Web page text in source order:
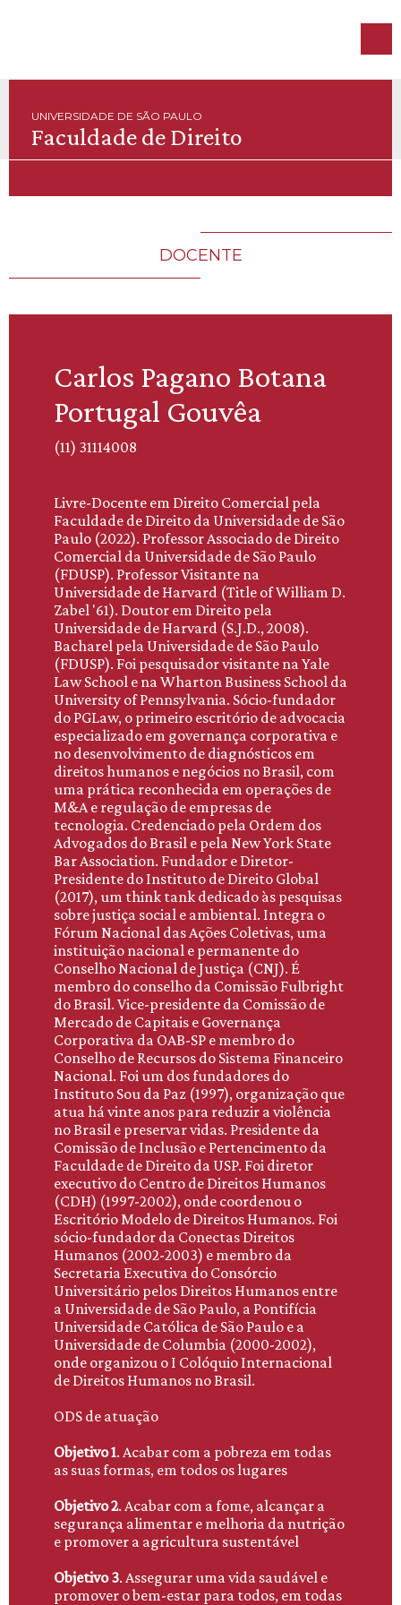
UNIVERSIDADE DE SÃO PAULO
Faculdade de Direito
DOCENTE
Carlos Pagano Botana
Portugal Gouvêa
(11) 31114008
Livre-Docente em Direito Comercial pela
Faculdade de Direito da Universidade de São
Paulo (2022). Professor Associado de Direito
Comercial da Universidade de São Paulo
(FDUSP). Professor Visitante na
Universidade de Harvard (Title of William D.
Zabel '61). Doutor em Direito pela
Universidade de Harvard (S.J.D., 2008).
Bacharel pela Universidade de São Paulo
(FDUSP). Foi pesquisador visitante na Yale
Law School e na Wharton Business School da
University of Pennsylvania. Sócio-fundador
do PGLaw, o primeiro escritório de advocacia
especializado em governança corporativa e
no desenvolvimento de diagnósticos em
direitos humanos e negócios no Brasil, com
uma prática reconhecida em operações de
M&A e regulação de empresas de
tecnologia. Credenciado pela Ordem dos
Advogados do Brasil e pela New York State
Bar Association. Fundador e Diretor-
Presidente do Instituto de Direito Global
(2017), um think tank dedicado às pesquisas
sobre justiça social e ambiental. Integra o
Fórum Nacional das Ações Coletivas, uma
instituição nacional e permanente do
Conselho Nacional de Justiça (CNJ). É
membro do conselho da Comissão Fulbright
do Brasil. Vice-presidente da Comissão de
Mercado de Capitais e Governança
Corporativa da OAB-SP e membro do
Conselho de Recursos do Sistema Financeiro
Nacional. Foi um dos fundadores do
Instituto Sou da Paz (1997), organização que
atua há vinte anos para reduzir a violência
no Brasil e preservar vidas. Presidente da
Comissão de Inclusão e Pertencimento da
Faculdade de Direito da USP. Foi diretor
executivo do Centro de Direitos Humanos
(CDH) (1997-2002), onde coordenou o
Escritório Modelo de Direitos Humanos. Foi
sócio-fundador da Conectas Direitos
Humanos (2002-2003) e membro da
Secretaria Executiva do Consórcio
Universitário pelos Direitos Humanos entre
a Universidade de São Paulo, a Pontifícia
Universidade Católica de São Paulo e a
Universidade de Columbia (2000-2002),
onde organizou o I Colóquio Internacional
de Direitos Humanos no Brasil.
ODS de atuação
Objetivo 1. Acabar com a pobreza em todas
as suas formas, em todos os lugares
Objetivo 2. Acabar com a fome, alcançar a
segurança alimentar e melhoria da nutrição
e promover a agricultura sustentável
Objetivo 3. Assegurar uma vida saudável e
promover o bem-estar para todos, em todas